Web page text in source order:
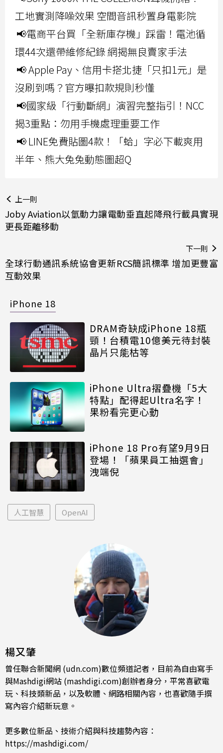
工地實測降噪效果 空間音訊秒置身電影院
📢電商平台買「全新庫存機」踩雷！電池循
環44次還帶維修紀錄 網揭無良賣家手法
📢 Apple Pay、信用卡搭北捷「只扣1元」是
沒刷到嗎？官方曝扣款規則秒懂
📢國家級「行動斷網」演習完整指引！NCC
揭3重點：勿用手機處理重要工作
📢 LINE免費貼圖4款！「蛤」字必下載爽用
半年、熊大兔兔動態圖超Q
上一則
Joby Aviation以氫動力讓電動垂直起降飛行載具實現
更長距離移動
下一則
全球行動通訊系統協會更新RCS簡訊標準 增加更豐富
互動效果
iPhone 18
DRAM奇缺成iPhone 18瓶
頸！台積電10億美元待封裝
晶片只能枯等
iPhone Ultra摺疊機「5大
特點」配得起Ultra名字！
果粉看完更心動
iPhone 18 Pro有望9月9日
登場！「蘋果員工抽選會」
洩端倪
人工智慧 OpenAI
楊又肇
曾任聯合新聞網 (udn.com)數位頻道記者，目前為自由寫手
與Mashdigi網站 (mashdigi.com)創辦者身分，平常喜歡電
玩、科技類新品，以及軟體、網路相關內容，也喜歡隨手撰
寫內容介紹新玩意。
更多數位新品、技術介紹與科技趨勢內容：
https://mashdigi.com/